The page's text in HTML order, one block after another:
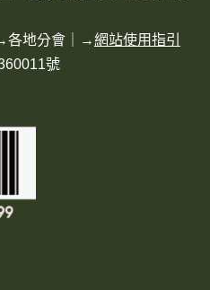
各地分會 ｜→網站使用指引
號